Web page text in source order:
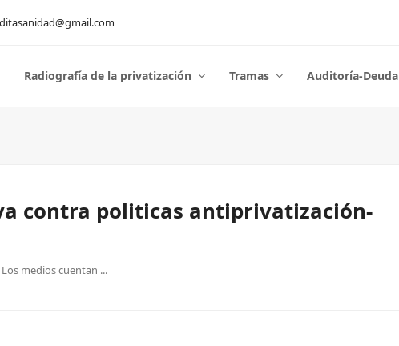
Radiografía de la privatización Tramas Auditoría-Deuda
contra politicas antiprivatización-
Los medios cuentan ...